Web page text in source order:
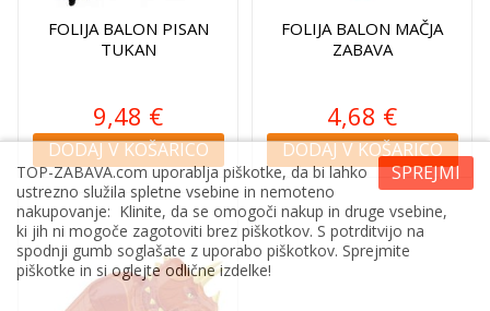
FOLIJA BALON PISAN
TUKAN
9,48 €
DODAJ V KOŠARICO
FOLIJA BALON MAČJA
ZABAVA
4,68 €
DODAJ V KOŠARICO
SPREJMI
TOP-ZABAVA.com uporablja piškotke, da bi lahko
ustrezno služila spletne vsebine in nemoteno
nakupovanje: Klinite, da se omogoči nakup in druge vsebine,
ki jih ni mogoče zagotoviti brez piškotkov. S potrditvijo na
spodnji gumb soglašate z uporabo piškotkov. Sprejmite
piškotke in si oglejte odlične izdelke!